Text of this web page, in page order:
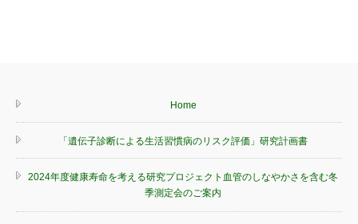
Home
「遺伝子診断による生活習慣病のリスク評価」研究計画書
2024年度健康寿命を考える研究プロジェクト血管のしなやかさを含む冬
季測定会のご案内